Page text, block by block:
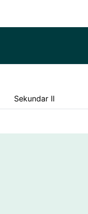
Sekundar II